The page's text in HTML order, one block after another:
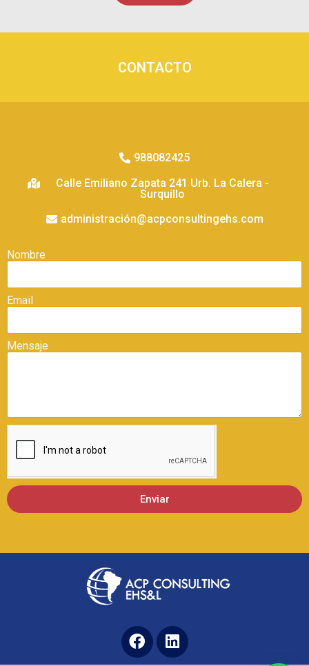
CONTACTO
988082425
Calle Emiliano Zapata 241 Urb. La Calera -
Surquillo
administración@acpconsultingehs.com
Nombre
Email
Mensaje
Enviar